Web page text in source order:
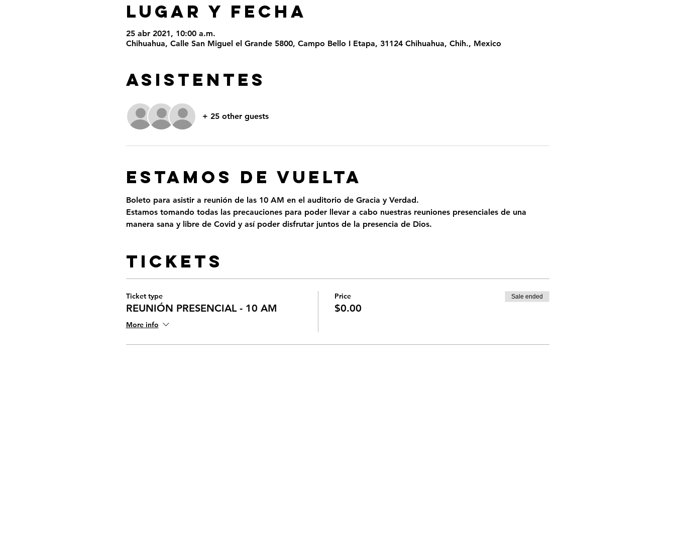
LUGAR Y FECHA
25 abr 2021, 10:00 a.m.
Chihuahua, Calle San Miguel el Grande 5800, Campo Bello I Etapa, 31124 Chihuahua, Chih., Mexico
ASISTENTES
+ 25 other guests
ESTAMOS DE VUELTA
Boleto para asistir a reunión de las 10 AM en el auditorio de Gracia y Verdad.
Estamos tomando todas las precauciones para poder llevar a cabo nuestras reuniones presenciales de una
manera sana y libre de Covid y así poder disfrutar juntos de la presencia de Dios.
Tickets
Ticket type
REUNIÓN PRESENCIAL - 10 AM
More info
Price
$0.00
Sale ended